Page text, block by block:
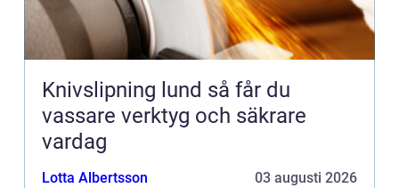
Knivslipning lund så får du
vassare verktyg och säkrare
vardag
Lotta Albertsson 03 augusti 2026